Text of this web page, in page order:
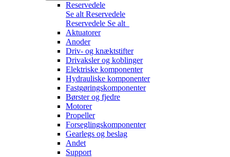
Reservedele
Se alt Reservedele
Reservedele Se alt
Aktuatorer
Anoder
Driv- og knæktstifter
Drivaksler og koblinger
Elektriske komponenter
Hydrauliske komponenter
Fastgøringskomponenter
Børster og fjedre
Motorer
Propeller
Forseglingskomponenter
Gearlegs og beslag
Andet
Support